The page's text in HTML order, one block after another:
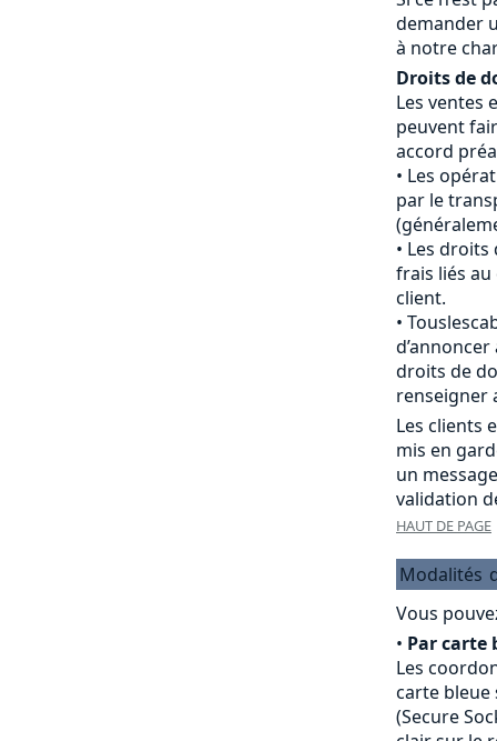
demander
à notre
Droits de
Les ventes
peuvent
accord
Les
par le
Les droits
frais liés
client.
droits de
renseigner
Les clients
mis en
un
validation
HAUT DE PAGE
Modalités
Vous
• Par carte
Les
carte bleue
(Secure